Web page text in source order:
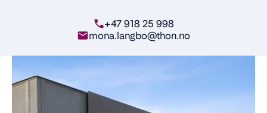
+47 918 25 998
mona.langbo@thon.no